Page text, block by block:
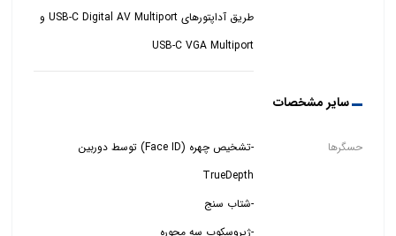
USB-C VGA Multiport
سایر مشخصات
حسگرها
-تشخیص چهره (Face ID) توسط دوربین